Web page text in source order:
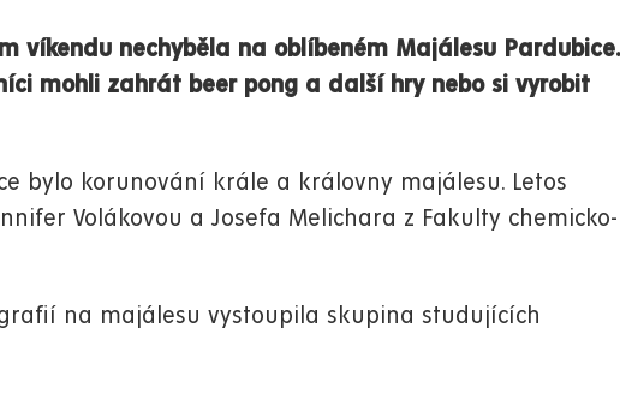
víkendu nechyběla na oblíbeném Majálesu Pardubice.
mohli zahrát beer pong a další hry nebo si vyrobit
bylo korunování krále a královny majálesu. Letos
Volákovou a Josefa Melichara z Fakulty chemicko-
na majálesu vystoupila skupina studujících